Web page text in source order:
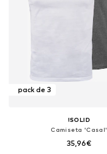
pack de 3
!SOLID
Camiseta 'Casal'
35,96€